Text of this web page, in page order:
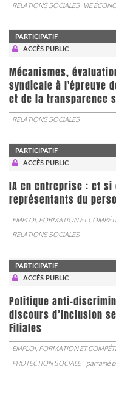
RELATIONS SOCIALES VIE
PARTICIPATIF
ACCÈS PUBLIC
Mécanismes,
syndicale à l'épreuve
et de la transparence
RELATIONS SOCIALES
PARTICIPATIF
ACCÈS PUBLIC
IA en entreprise : et
représentants du
EMPLOI, FORMATION ET
RELATIONS SOCIALES
PARTICIPATIF
ACCÈS PUBLIC
Politique anti-
discours d’inclusion
Filiales
EMPLOI, FORMATION ET
PROTECTION SOCIALE
parrainé